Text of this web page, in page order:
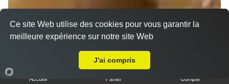
Accueil Panier Compte
Ce site Web utilise des cookies pour vous garantir la
meilleure expérience sur notre site Web
J'ai compris